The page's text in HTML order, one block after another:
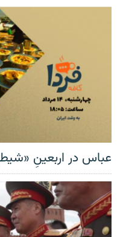
عباس در اربعینِ